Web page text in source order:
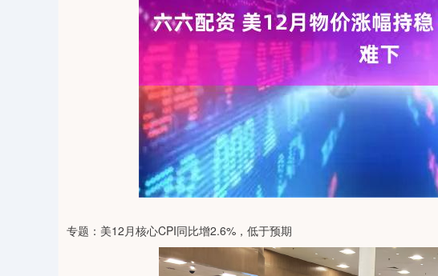
专题：美12月核心CPI同比增2.6%，低于预期
深证成指 14003.71 -140.49